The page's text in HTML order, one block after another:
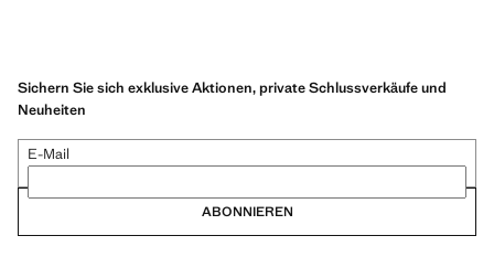
Sichern Sie sich exklusive Aktionen, private Schlussverkäufe und
Neuheiten
E-Mail
ABONNIEREN